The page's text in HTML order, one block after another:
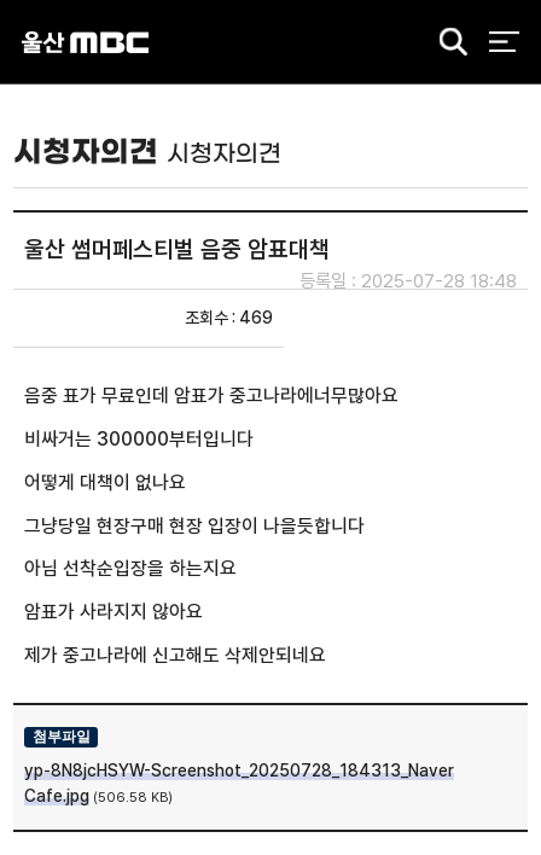
검
시청자의견 시청자의견
울산 썸머페스티벌 음중 암표대책
등록일 : 2025-07-28 18:48
조회수 : 469
음중 표가 무료인데 암표가 중고나라에너무많아요
비싸거는 300000부터입니다
어떻게 대책이 없나요
그냥당일 현장구매 현장 입장이 나을듯합니다
아님 선착순입장을 하는지요
암표가 사라지지 않아요
제가 중고나라에 신고해도 삭제안되네요
yp-8N8jcHSYW-Screenshot_20250728_184313_Naver
Cafe.jpg (506.58 KB)